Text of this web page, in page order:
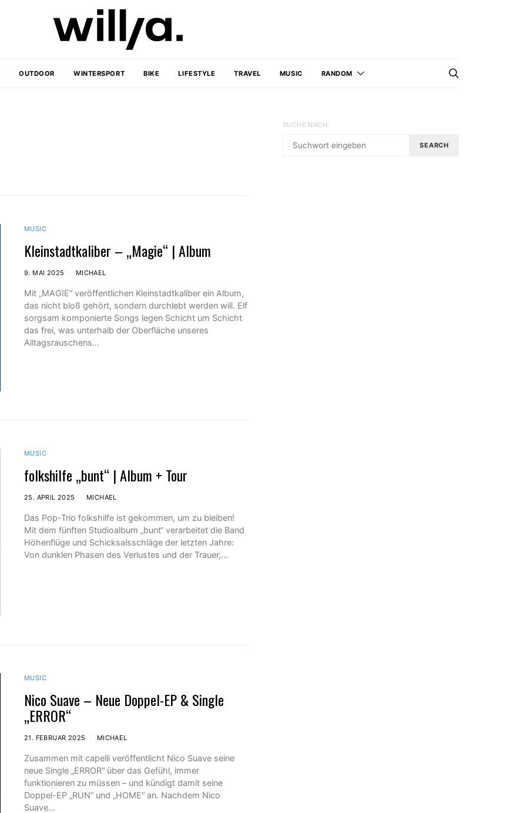
OUTDOOR WINTERSPORT BIKE LIFESTYLE TRAVEL MUSIC RANDOM
MUSIC
Kleinstadtkaliber – „Magie“ | Album
9. MAI 2025 MICHAEL
Mit „MAGIE“ veröffentlichen Kleinstadtkaliber ein Album,
das nicht bloß gehört, sondern durchlebt werden will. Elf
sorgsam komponierte Songs legen Schicht um Schicht
das frei, was unterhalb der Oberfläche unseres
Alltagsrauschens…
MUSIC
folkshilfe „bunt“ | Album + Tour
25. APRIL 2025 MICHAEL
Das Pop-Trio folkshilfe ist gekommen, um zu bleiben!
Mit dem fünften Studioalbum „bunt“ verarbeitet die Band
Höhenflüge und Schicksalsschläge der letzten Jahre:
Von dunklen Phasen des Verlustes und der Trauer,…
MUSIC
Nico Suave – Neue Doppel-EP & Single
„ERROR“
21. FEBRUAR 2025 MICHAEL
Zusammen mit capelli veröffentlicht Nico Suave seine
neue Single „ERROR“ über das Gefühl, immer
funktionieren zu müssen – und kündigt damit seine
Doppel-EP „RUN“ und „HOME“ an. Nachdem Nico
Suave…
SUCHE NACH:
SEARCH